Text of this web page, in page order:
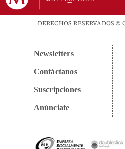
DERECHOS RESERVADOS ©
Newsletters
Contáctanos
Suscripciones
Anúnciate